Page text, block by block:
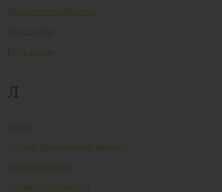
Кредитоспособность
Кросс-курс
Курс акции
Л
Либор
Лизинг (финансовая аренда)
Лизингодатель
Лизингополучатель